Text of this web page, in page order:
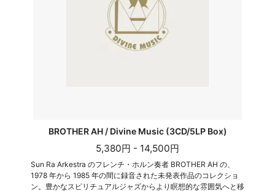
BROTHER AH / Divine Music (3CD/5LP Box)
5,380円 - 14,500円
Sun Ra Arkestra のフレンチ・ホルン奏者 BROTHER AH の、
1978 年から 1985 年の間に録音された未発表作品のコレクショ
ン。豊かなスピリチュアルジャズからより瞑想的な雰囲気へと移